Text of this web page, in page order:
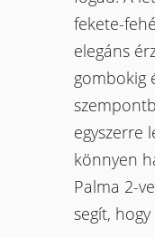
fekete-
elegáns
gombokig
egyszerre
könnyen
Palma 2-
segít,